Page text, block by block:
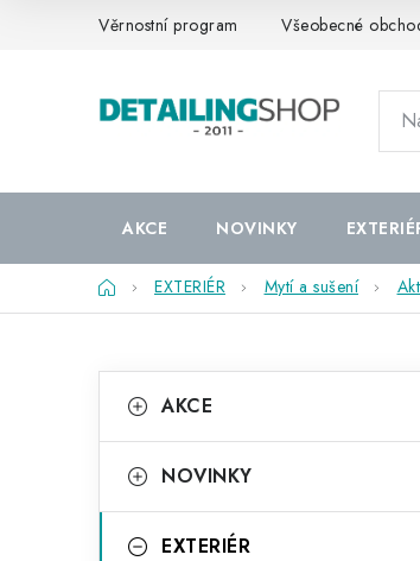
Věrnostní program Všeobecné
AKCE NOVINKY
DomůEXTERIÉR Mytí a sušení
o
t
kategorie
a
e
AKCE
NOVINKY
EXTERIÉR